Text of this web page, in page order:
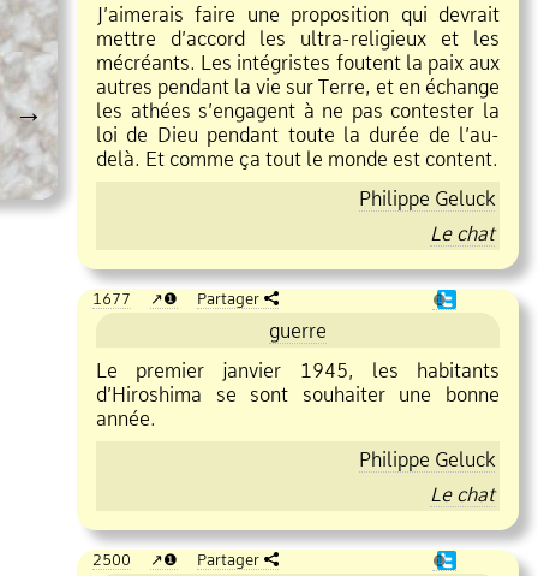
→
J’aimerais faire une proposition qui devrait
mettre d’accord les ultra religieux et les
mécréants. Les intégristes foutent la paix aux
autres pendant la vie sur Terre, et en échange
les athées s’engagent à ne pas contester la
loi de Dieu pendant toute la durée de l’au
delà. Et comme ça tout le monde est content.
Philippe Geluck
Le chat
1677 ❶ Partager ❶
guerre
Le premier janvier 1945, les habitants
d’Hiroshima se sont souhaiter une bonne
année.
Philippe Geluck
Le chat
2500 ❶ Partager ❶